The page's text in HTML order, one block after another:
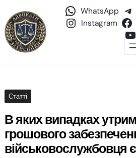
WhatsApp
Instagram
Статті
В яких випадках
грошового
військовослужбовця